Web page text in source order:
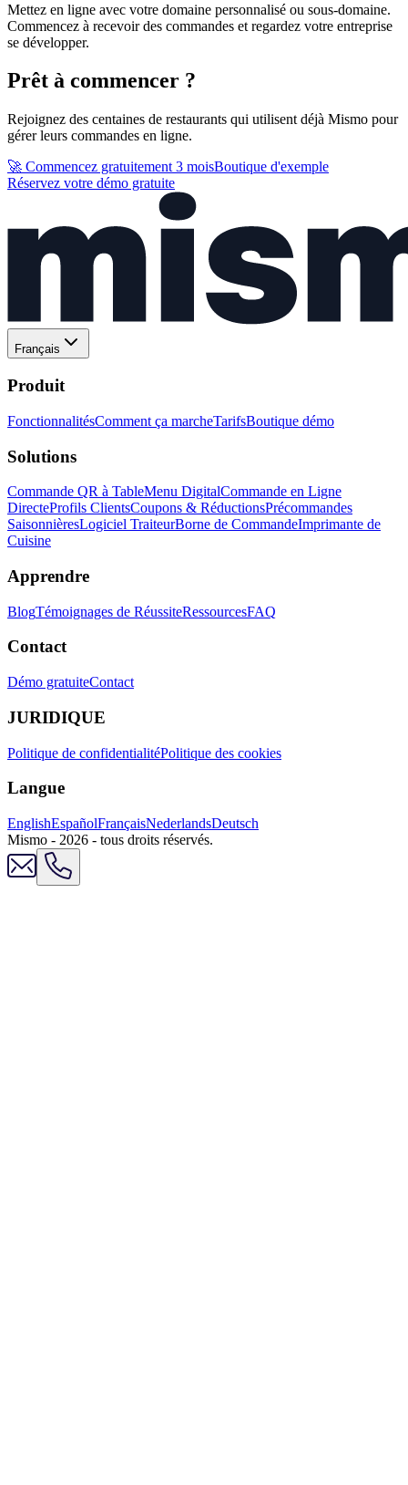
Mettez en ligne avec votre domaine personnalisé ou sous-domaine.
Commencez à recevoir des commandes et regardez votre entreprise
se développer.
Prêt à commencer ?
Rejoignez des centaines de restaurants qui utilisent déjà Mismo pour
gérer leurs commandes en ligne.
🚀 Commencez gratuitement 3 moisBoutique d'exemple
Réservez votre démo gratuite
Français
Produit
FonctionnalitésComment ça marcheTarifsBoutique démo
Solutions
Commande QR à TableMenu DigitalCommande en Ligne
DirecteProfils ClientsCoupons & RéductionsPrécommandes
SaisonnièresLogiciel TraiteurBorne de CommandeImprimante de
Cuisine
Apprendre
BlogTémoignages de RéussiteRessourcesFAQ
Contact
Démo gratuiteContact
JURIDIQUE
Politique de confidentialitéPolitique des cookies
Langue
EnglishEspañolFrançaisNederlandsDeutsch
Mismo - 2026 - tous droits réservés.